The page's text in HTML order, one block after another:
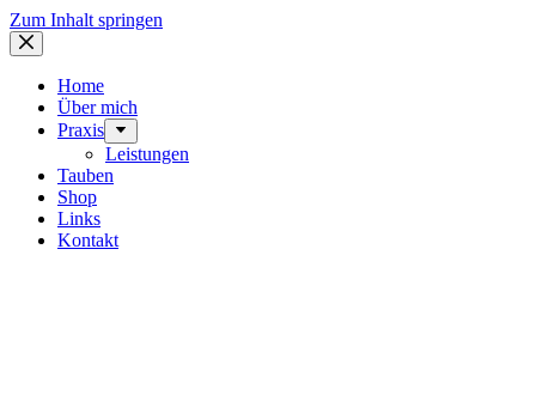
Zum Inhalt springen
Home
Über mich
Praxis
Leistungen
Tauben
Shop
Links
Kontakt